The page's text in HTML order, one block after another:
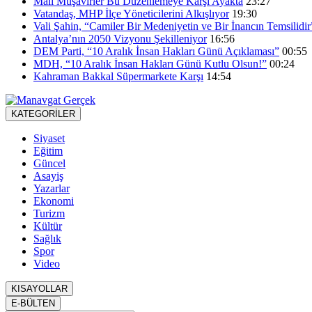
Vatandaş, MHP İlçe Yöneticilerini Alkışlıyor 19:30
Vali Şahin, “Camiler Bir Medeniyetin ve Bir İnancın
Antalya’nın 2050 Vizyonu Şekilleniyor 16:56
DEM Parti, “10 Aralık İnsan Hakları Günü Açıklaması” 00:55
MDH, “10 Aralık İnsan Hakları Günü Kutlu Olsun!” 00:24
Kahraman Bakkal Süpermarkete Karşı 14:54
KATEGORİLER
Siyaset
Eğitim
Güncel
Asayiş
Yazarlar
Ekonomi
Turizm
Kültür
Sağlık
Spor
Video
KISAYOLLAR
E-BÜLTEN